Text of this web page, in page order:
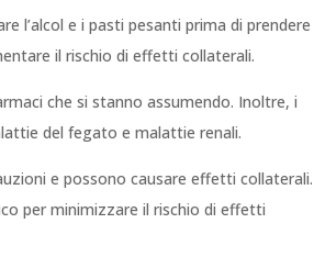
l’alcol e i pasti pesanti prima di prendere
il rischio di effetti collaterali.
che si stanno assumendo. Inoltre, i
del fegato e malattie renali.
e possono causare effetti collaterali.
per minimizzare il rischio di effetti